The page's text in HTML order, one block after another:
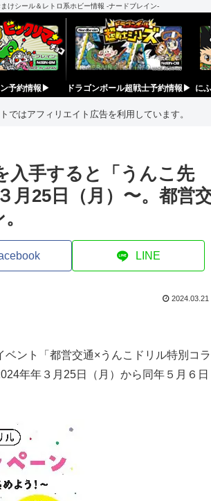
まけシール＆レトロ系ホビー情報 -ナードブレイン-
予約情報▶︎ ドラゴンボール超戦士予約情報▶︎ に
ではアフィリエイト広告を利用しています。
入手すると「うんこ先
月25日（月）〜。都営
LINE
2024.03.21
ベント「都営交通×うんこドリル特別コラ
年年３月25日（月）から同年５月６日